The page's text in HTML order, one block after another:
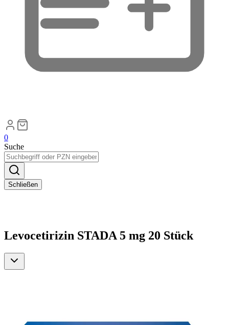
0
Suche
Schließen
Levocetirizin STADA 5 mg 20 Stück